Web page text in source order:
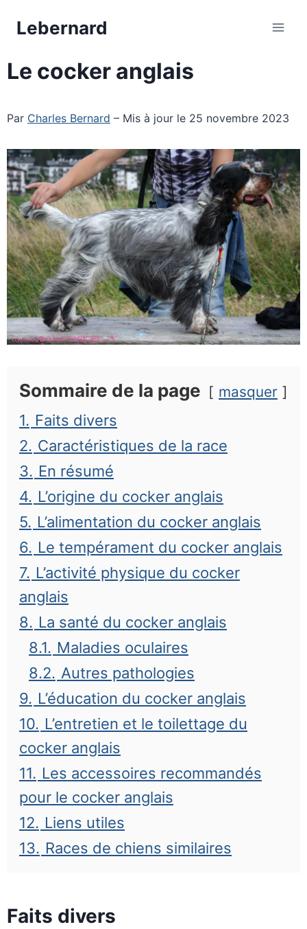
Lebernard
Le cocker anglais
Par Charles Bernard – Mis à jour le 25 novembre 2023
Sommaire de la page masquer
1. Faits divers
2. Caractéristiques de la race
3. En résumé
4. L’origine du cocker anglais
5. L’alimentation du cocker anglais
6. Le tempérament du cocker anglais
7. L’activité physique du cocker
anglais
8. La santé du cocker anglais
8.1. Maladies oculaires
8.2. Autres pathologies
9. L’éducation du cocker anglais
10. L’entretien et le toilettage du
cocker anglais
11. Les accessoires recommandés
pour le cocker anglais
12. Liens utiles
13. Races de chiens similaires
Faits divers